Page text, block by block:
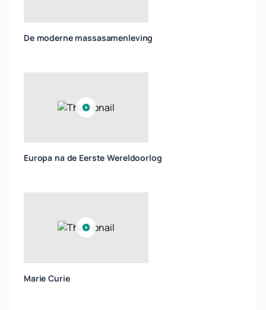
De moderne massasamenleving
Europa na de Eerste Wereldoorlog
Marie Curie